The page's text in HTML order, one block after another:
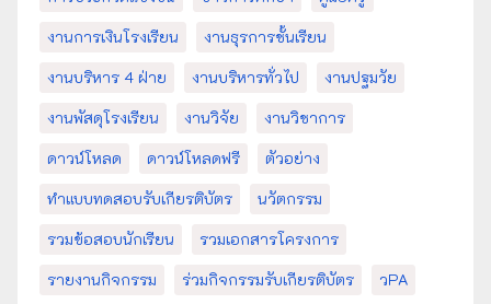
งานการเงินโรงเรียน
งานธุรการชั้นเรียน
งานบริหาร 4 ฝ่าย
งานบริหารทั่วไป
งานปฐมวัย
งานพัสดุโรงเรียน
งานวิจัย
งานวิชาการ
ดาวน์โหลด
ดาวน์โหลดฟรี
ตัวอย่าง
ทำแบบทดสอบรับเกียรติบัตร
นวัตกรรม
รวมข้อสอบนักเรียน
รวมเอกสารโครงการ
รายงานกิจกรรม
ร่วมกิจกรรมรับเกียรติบัตร วPA